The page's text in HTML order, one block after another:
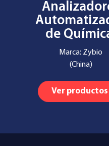
de
Marca: Zybio
(China)
Ver productos